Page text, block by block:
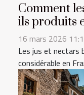
Comment
ils produits
16 mars 2026
Les jus et nectars
considérable en